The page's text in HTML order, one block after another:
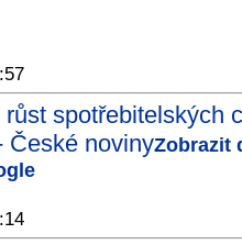
spotřebitelských
České novinyZobrazit